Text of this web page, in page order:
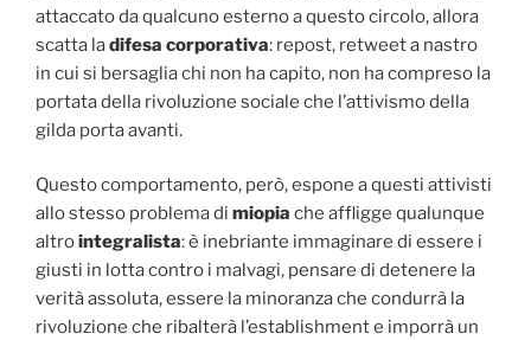
attaccato da qualcuno esterno a questo circolo, allora
scatta ladifesa corporativa: repost, retweet a nastro
in cui si bersaglia chi non ha capito, non ha compreso la
portata della rivoluzione sociale che l’attivismo della
gilda porta avanti.
Questo comportamento, però, espone a questi attivisti
allo stesso problema di miopia che affligge qualunque
altrointegralista: è inebriante immaginare di essere i
giusti in lotta contro i malvagi, pensare di detenere la
verità assoluta, essere la minoranza che condurrà la
rivoluzione che ribalterà l’establishment e imporrà un